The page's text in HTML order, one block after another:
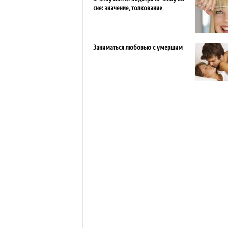
сне: значение, толкование
Заниматься любовью с умершим